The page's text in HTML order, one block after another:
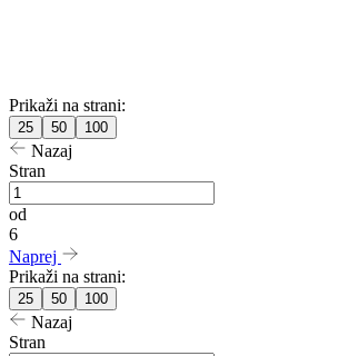
Prikaži na strani:
25 50 100
Nazaj
Stran
od
6
Naprej
Prikaži na strani:
25 50 100
Nazaj
Stran